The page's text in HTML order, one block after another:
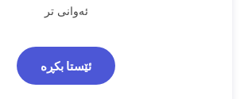
ئەوانی تر
ئێستا بکڕە